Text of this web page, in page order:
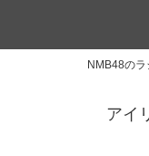
NMB48のラ
アイ